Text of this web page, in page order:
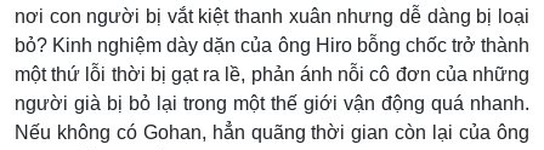
nơi con người bị vắt kiệt thanh xuân nhưng dễ dàng bị loại
bỏ? Kinh nghiệm dày dặn của ông Hiro bỗng chốc trở thành
một thứ lỗi thời bị gạt ra lề, phản ánh nỗi cô đơn của những
người già bị bỏ lại trong một thế giới vận động quá nhanh.
Nếu không có Gohan, hẳn quãng thời gian còn lại của ông